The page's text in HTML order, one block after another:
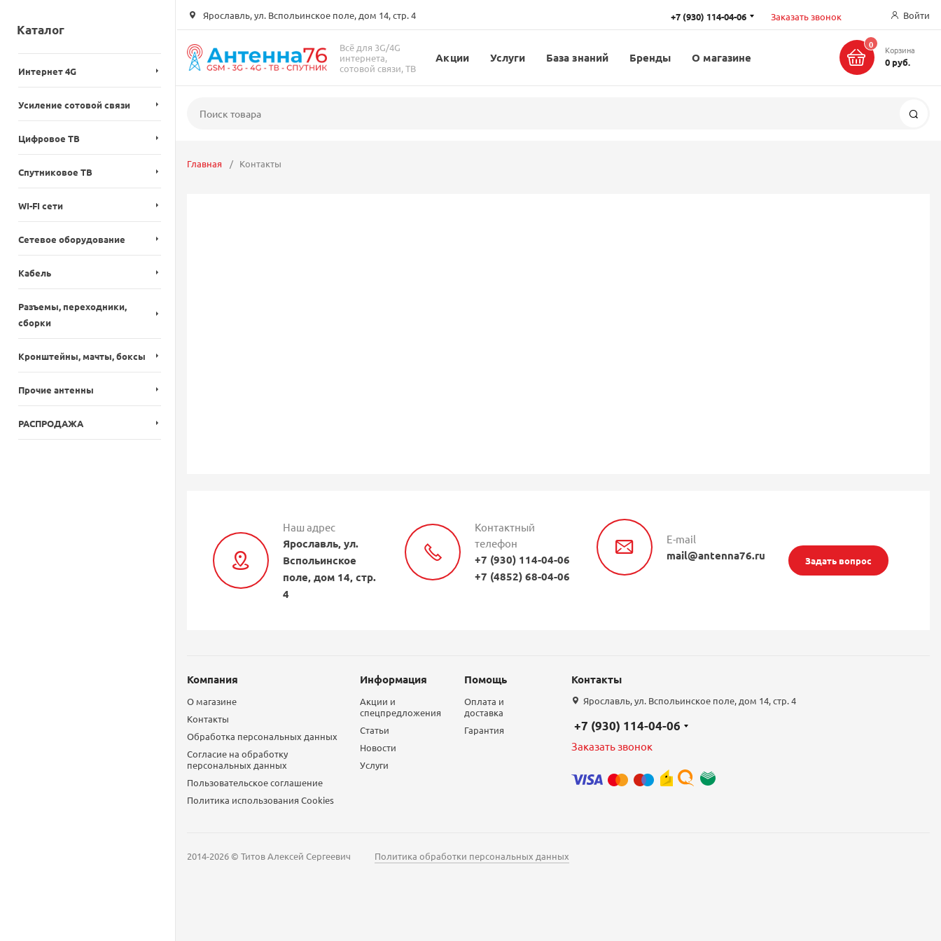
Ярославль, ул. Вспольинское поле, дом 14, стр. 4 +7 (930) 114-04-06 Заказать звонок Войти
Всё для 3G/4G
интернета,
сотовой связи, ТВ
Акции Услуги База знаний Бренды О магазине
0 Корзина
0 руб.
Каталог
Интернет 4G
Усиление сотовой связи
Цифровое ТВ
Спутниковое ТВ
WI-FI сети
Сетевое оборудование
Кабель
Разъемы, переходники,
сборки
Кронштейны, мачты, боксы
Прочие антенны
РАСПРОДАЖА
Главная Контакты
Наш адрес
Ярославль, ул.
Вспольинское
поле, дом 14, стр.
4
Контактный
телефон
+7 (930) 114-04-06
+7 (4852) 68-04-06
E-mail
mail@antenna76.ru Задать вопрос
Компания
О магазине
Контакты
Обработка персональных данных
Согласие на обработку
персональных данных
Пользовательское соглашение
Политика использования Сookies
Информация
Акции и
спецпредложения
Статьи
Новости
Услуги
Помощь
Оплата и
доставка
Гарантия
Контакты
Ярославль, ул. Вспольинское поле, дом 14, стр. 4
+7 (930) 114-04-06
Заказать звонок
2014-2026 © Титов Алексей Сергеевич Политика обработки персональных данных